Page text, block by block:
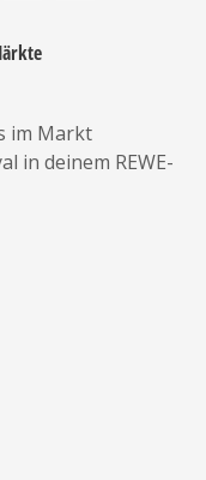
im Markt
in deinem REWE-